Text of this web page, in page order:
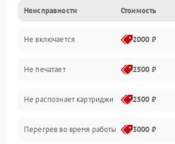
Работа системы
Механика
Оптика
Программное обеспечение
Корпус/Герметичность
Неисправности Стоимость
Не включается 2000 ₽
Не печатает 2500 ₽
Не распознает картриджи 2500 ₽
Перегрев во время работы 3000 ₽